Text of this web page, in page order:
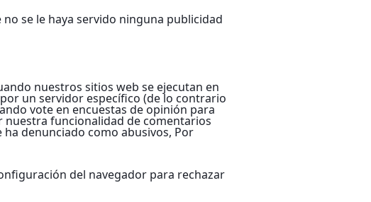
se le haya servido ninguna publicidad
nuestros sitios web se ejecutan en
un servidor específico (de lo contrario
vote en encuestas de opinión para
nuestra funcionalidad de comentarios
denunciado como abusivos, Por
del navegador para rechazar